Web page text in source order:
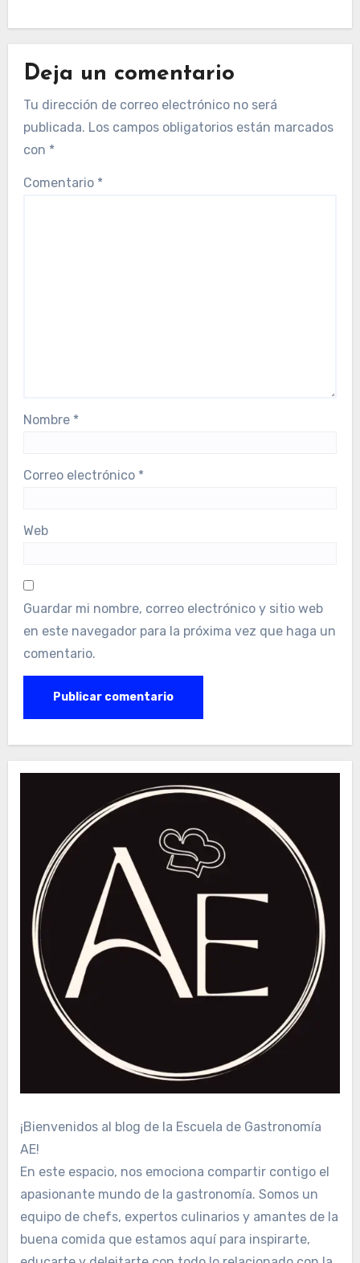
Deja un comentario
Tu dirección de correo electrónico no será
publicada. Los campos obligatorios están marcados
con *
Comentario *
Nombre *
Correo electrónico *
Web
Guardar mi nombre, correo electrónico y sitio web
en este navegador para la próxima vez que haga un
comentario.
¡Bienvenidos al blog de la Escuela de Gastronomía
AE!
En este espacio, nos emociona compartir contigo el
apasionante mundo de la gastronomía. Somos un
equipo de chefs, expertos culinarios y amantes de la
buena comida que estamos aquí para inspirarte,